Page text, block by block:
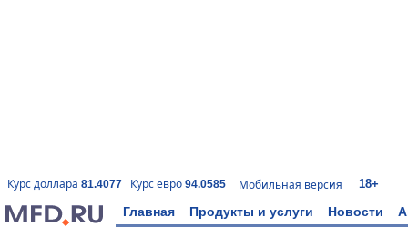
Курс доллара 81.4077 Курс евро 94.0585 Мобильная версия 18+
Главная Продукты и услуги Новости